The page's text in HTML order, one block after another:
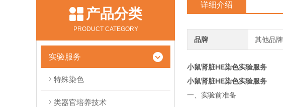
产品分类
PRODUCT CATEGORY
实验服务
特殊染色
类器官培养技术
详细介绍
品牌 其他品牌
小鼠肾脏HE染色实验服务
小鼠肾脏HE染色实验服务
一、实验前准备